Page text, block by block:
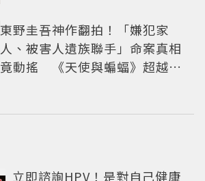
東野圭吾神作翻拍！「嫌犯家
人、被害人遺族聯手」命案真相
竟動搖 《天使與蝙蝠》超越懸
立即諮詢HPV！是對自己健康